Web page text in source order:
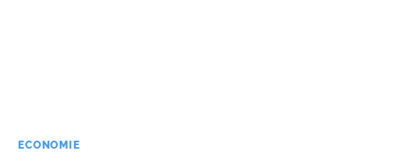
ECONOMIE